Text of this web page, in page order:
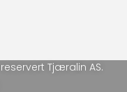
Tjæralin AS.